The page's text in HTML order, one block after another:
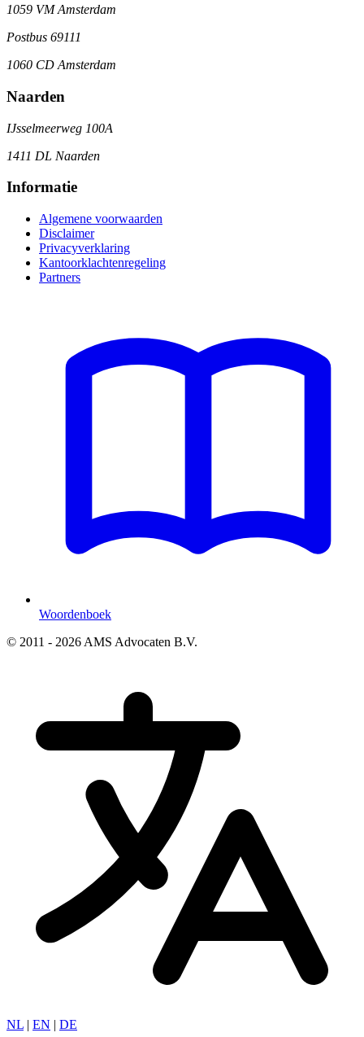
1059 VM Amsterdam
Postbus 69111
1060 CD Amsterdam
Naarden
IJsselmeerweg 100A
1411 DL Naarden
Informatie
Algemene voorwaarden
Disclaimer
Privacyverklaring
Kantoorklachtenregeling
Partners
Woordenboek
© 2011 - 2026 AMS Advocaten B.V.
NL | EN | DE